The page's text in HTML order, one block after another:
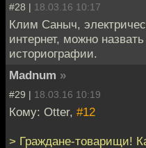
#28 | 18.03.16 10:17
Клим Саныч,
интернет, можно
историографии.
Madnum »
#29 | 18.03.16 10:19
Кому: Otter, #12
> Граждане-товарищи!